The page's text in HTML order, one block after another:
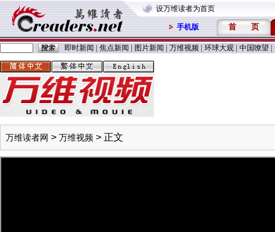
设万维读者为首页
手机版 首 页
即时新闻 焦点新闻 图片新闻 万维视频 环球大观 中国嘹望
万维读者网 > 万维视频 > 正文